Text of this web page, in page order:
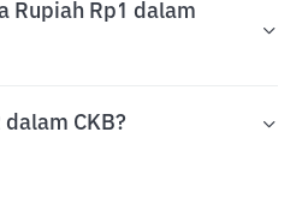
Rupiah Rp1 dalam
CKB?